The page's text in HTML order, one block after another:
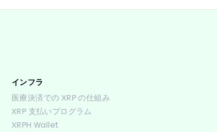
インフラ
医療決済での XRP の仕組み
XRP 支払いプログラム
XRPH Wallet